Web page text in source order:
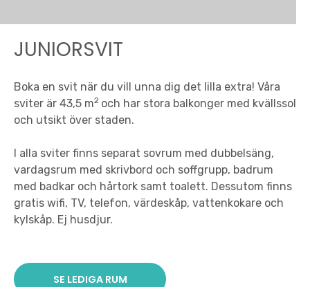
JUNIORSVIT
Boka en svit när du vill unna dig det lilla extra! Våra
sviter är 43,5 m2 och har stora balkonger med kvällssol
och utsikt över staden.
I alla sviter finns separat sovrum med dubbelsäng,
vardagsrum med skrivbord och soffgrupp, badrum
med badkar och hårtork samt toalett. Dessutom finns
gratis wifi, TV, telefon, värdeskåp, vattenkokare och
kylskåp. Ej husdjur.
SE LEDIGA RUM